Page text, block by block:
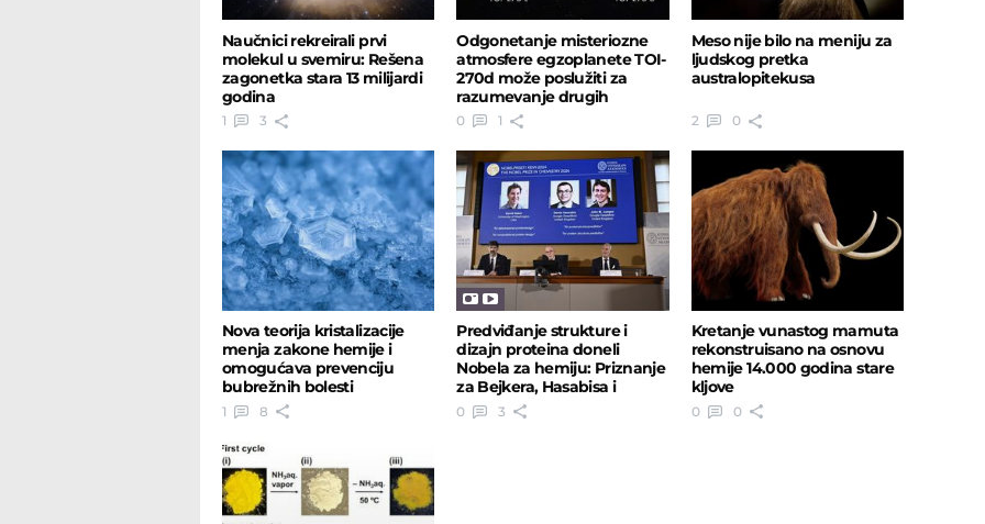
Naučnici rekreirali prvi
molekul u svemiru: Rešena
zagonetka stara 13 milijardi
godina
1 3
Odgonetanje misteriozne
atmosfere egzoplanete TOI-
270d može poslužiti za
razumevanje drugih
0 1
Meso nije bilo na meniju za
ljudskog pretka
australopitekusa
2 0
Nova teorija kristalizacije
menja zakone hemije i
omogućava prevenciju
bubrežnih bolesti
1 8
Predviđanje strukture i
dizajn proteina doneli
Nobela za hemiju: Priznanje
za Bejkera, Hasabisa i
Džampera
0 3
Kretanje vunastog mamuta
rekonstruisano na osnovu
hemije 14.000 godina stare
kljove
0 0